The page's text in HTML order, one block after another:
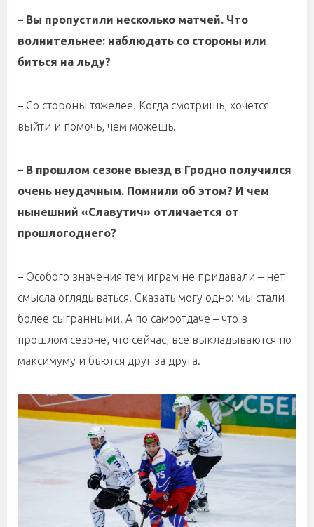
– Вы пропустили несколько матчей. Что
волнительнее: наблюдать со стороны или
биться на льду?
– Со стороны тяжелее. Когда смотришь, хочется
выйти и помочь, чем можешь.
– В прошлом сезоне выезд в Гродно получился
очень неудачным. Помнили об этом? И чем
нынешний «Славутич» отличается от
прошлогоднего?
– Особого значения тем играм не придавали – нет
смысла оглядываться. Сказать могу одно: мы стали
более сыгранными. А по самоотдаче – что в
прошлом сезоне, что сейчас, все выкладываются по
максимуму и бьются друг за друга.